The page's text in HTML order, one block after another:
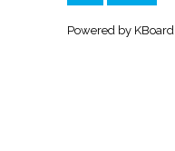
Powered by KBoard